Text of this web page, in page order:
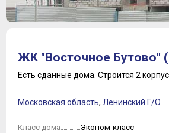
3
4
6
8
ЖК "Восточное Бутово"
Есть сданные дома. Строится 2
Московская область, Ленинский Г/О
Класс дома: Эконом-класс